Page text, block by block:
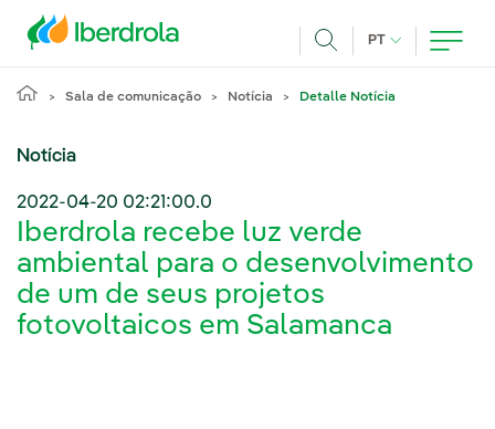
PT IDIOMA ATUAL,
Sala de comunicação Notícia Detalle Notícia
Notícia
2022-04-20 02:21:00.0
Iberdrola recebe luz verde
ambiental para o desenvolvimento
de um de seus projetos
fotovoltaicos em Salamanca